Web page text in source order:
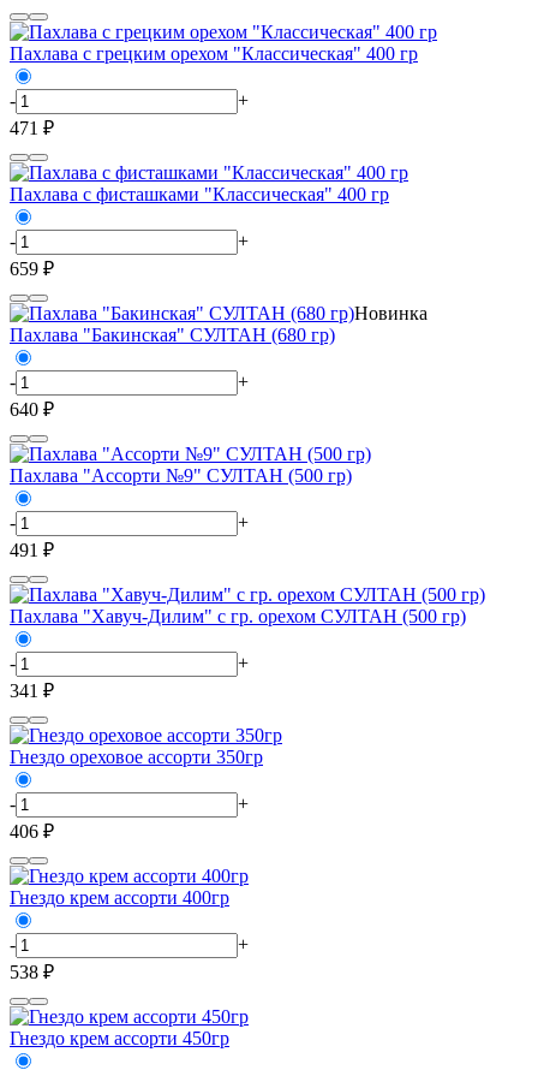
Пахлава с грецким орехом "Классическая" 400 гр
-
+
471 ₽
Пахлава с фисташками "Классическая" 400 гр
-
+
659 ₽
Новинка
Пахлава "Бакинская" СУЛТАН (680 гр)
-
+
640 ₽
Пахлава "Ассорти №9" СУЛТАН (500 гр)
-
+
491 ₽
Пахлава "Хавуч-Дилим" с гр. орехом СУЛТАН (500 гр)
-
+
341 ₽
Гнездо ореховое ассорти 350гр
-
+
406 ₽
Гнездо крем ассорти 400гр
-
+
538 ₽
Гнездо крем ассорти 450гр